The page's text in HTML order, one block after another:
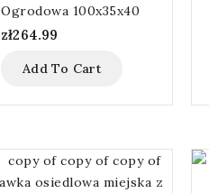
Ogrodowa 100x35x40
zł264.99
Add To Cart